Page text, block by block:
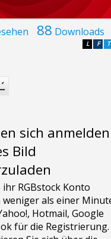
88 Downloads
T
F
L
sich anmelden
Bild